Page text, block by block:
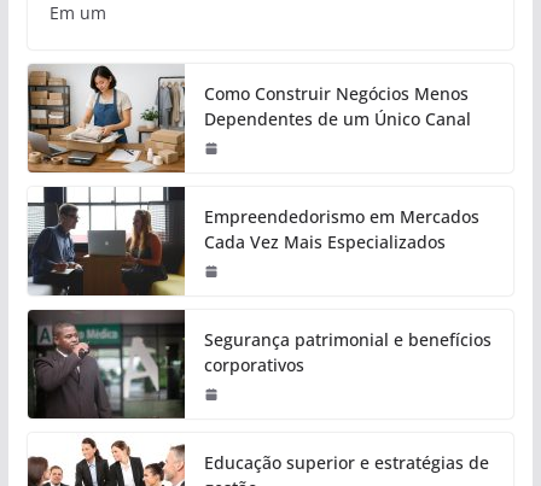
Em um
Como Construir Negócios Menos
Dependentes de um Único Canal
Empreendedorismo em Mercados
Cada Vez Mais Especializados
Segurança patrimonial e benefícios
corporativos
Educação superior e estratégias de